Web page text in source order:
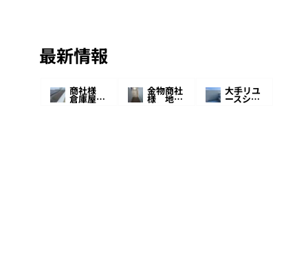
最新情報
商社様
倉庫屋
根 防風
金物商社
様 地震
破損復旧
大手リユ
ースショ
ップ様